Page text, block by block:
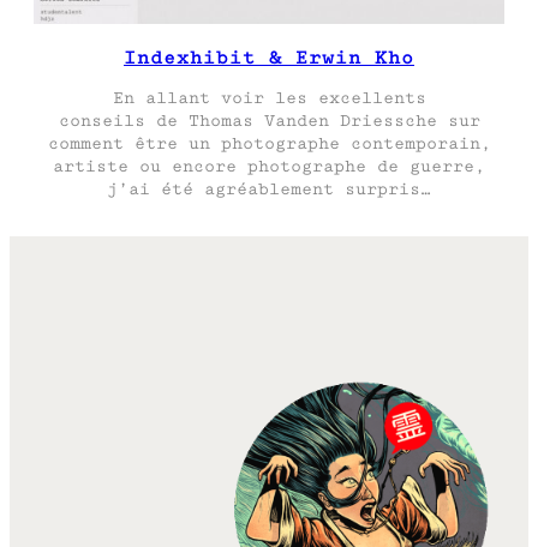
Indexhibit & Erwin Kho
En allant voir les excellents
conseils de Thomas Vanden Driessche sur
comment être un photographe contemporain,
artiste ou encore photographe de guerre,
j’ai été agréablement surpris…